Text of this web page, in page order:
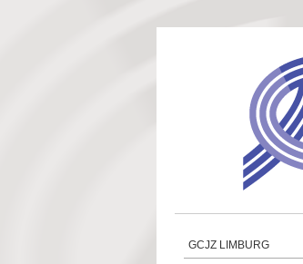
GCJZ LIMBURG